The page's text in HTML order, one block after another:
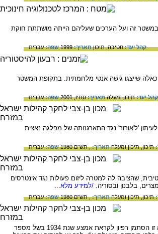
זה ועל הערכים שעליהם הייתה מושתתת חוקת
קהל יעד:חטיבה,תיכוןתאריך:1999 שפה:עברית
כאלה שייצגו גישה אנטי מלחמתית. בתקופת המשטר
קהל יעד:תיכון ומעלהתאריך:סתיו, 2001 שפה:עברית
בגרמניה. כבר בפברואר 1933 שלחו יהודי קהיר מכתב גלוי לעיתון 'ל'אורור' נגד התארגנותה של מפלגה נאצית
תיכון,תיכון ומעלהתאריך:, תש"ם 1980 שפה:עברית
נגד יהודי גרמניה החל לקבל, מחודש אפריל 1933, צורה של התארגנות אקטיבית, שהציבה לה למטרה ליזום פעולות נגד אינטרסים
בלבנון ובסוריה. /למידע מלא...
תיכון,תיכון ומעלהתאריך:, תש"ם 1980 שפה:עברית
המאמר מתאר את המערכה היהודית האנטי-גרמנית בקהילות היהודיות במזרח התיכון בעקבות עליית הנאצים לשלטון בגרמניה. במערכה זו הסתמן רפיון לקראת אמצע שנת 1934 בשל מספר